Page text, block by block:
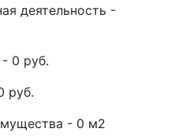
деятельность -
0 руб.
руб.
- 0 м2